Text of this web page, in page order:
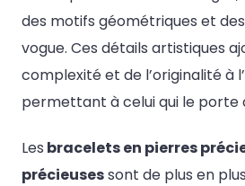
des motifs géométriques et
vogue. Ces détails artistiques
complexité et de l’originalité à
permettant à celui qui le porte
Les bracelets en pierres
précieusessont de plus en